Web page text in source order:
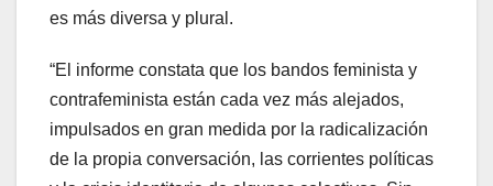
es más diversa y plural.
“El informe constata que los bandos feminista y
contrafeminista están cada vez más alejados,
impulsados en gran medida por la radicalización
de la propia conversación, las corrientes políticas